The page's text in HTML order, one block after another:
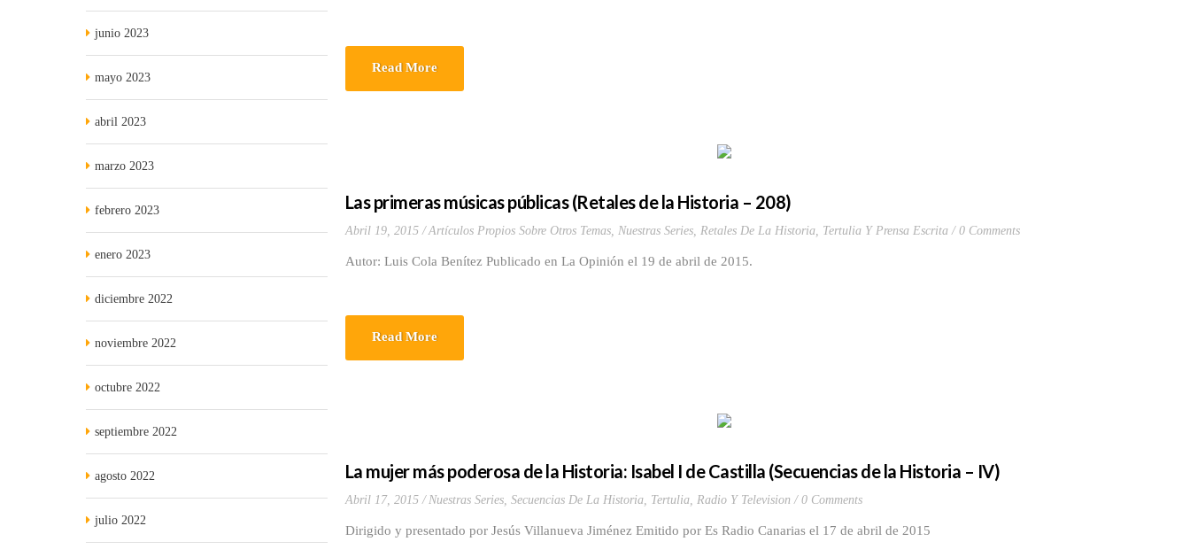
Read More
Las primeras músicas públicas (Retales de la Historia – 208)
Abril 19, 2015 Artículos Propios Sobre Otros Temas, Nuestras Series, Retales De La Historia, Tertulia Y Prensa Escrita 0 Comments
Autor: Luis Cola Benítez Publicado en La Opinión el 19 de abril de 2015.
Read More
La mujer más poderosa de la Historia: Isabel I de Castilla (Secuencias de la Historia – IV)
Abril 17, 2015 Nuestras Series, Secuencias De La Historia, Tertulia, Radio Y Television 0 Comments
Dirigido y presentado por Jesús Villanueva Jiménez Emitido por Es Radio Canarias el 17 de abril de 2015
junio 2023
mayo 2023
abril 2023
marzo 2023
febrero 2023
enero 2023
diciembre 2022
noviembre 2022
octubre 2022
septiembre 2022
agosto 2022
julio 2022